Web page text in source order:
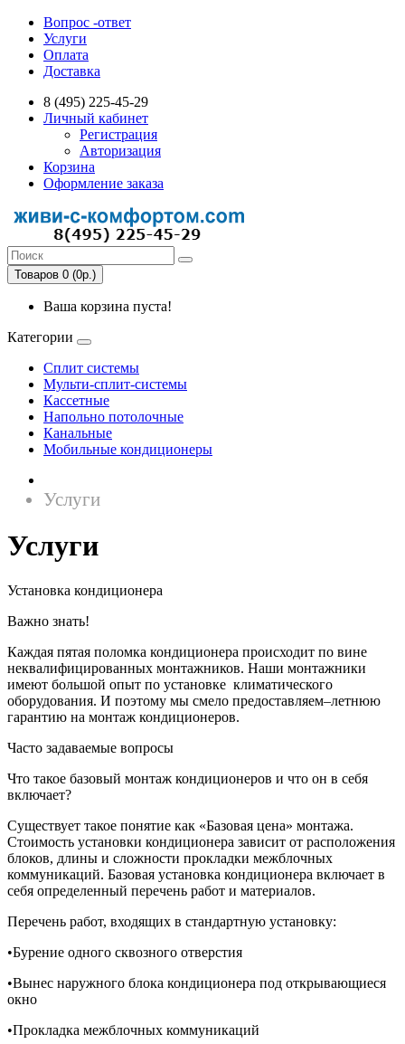
Вопрос -ответ
Услуги
Оплата
Доставка
8 (495) 225-45-29
Личный кабинет
Регистрация
Авторизация
Корзина
Оформление заказа
Товаров 0 (0р.)
Ваша корзина пуста!
Категории
Сплит системы
Мульти-сплит-системы
Кассетные
Напольно потолочные
Канальные
Мобильные кондиционеры
Услуги
Услуги
Установка кондиционера
Важно знать!
Каждая пятая поломка кондиционера происходит по вине
неквалифицированных монтажников. Наши монтажники
имеют большой опыт по установке климатического
оборудования. И поэтому мы смело предоставляем–летнюю
гарантию на монтаж кондиционеров.
Часто задаваемые вопросы
Что такое базовый монтаж кондиционеров и что он в себя
включает?
Существует такое понятие как «Базовая цена» монтажа.
Стоимость установки кондиционера зависит от расположения
блоков, длины и сложности прокладки межблочных
коммуникаций. Базовая установка кондиционера включает в
себя определенный перечень работ и материалов.
Перечень работ, входящих в стандартную установку:
•Бурение одного сквозного отверстия
•Вынес наружного блока кондиционера под открывающиеся
окно
•Прокладка межблочных коммуникаций